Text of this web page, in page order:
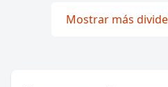
Mostrar más